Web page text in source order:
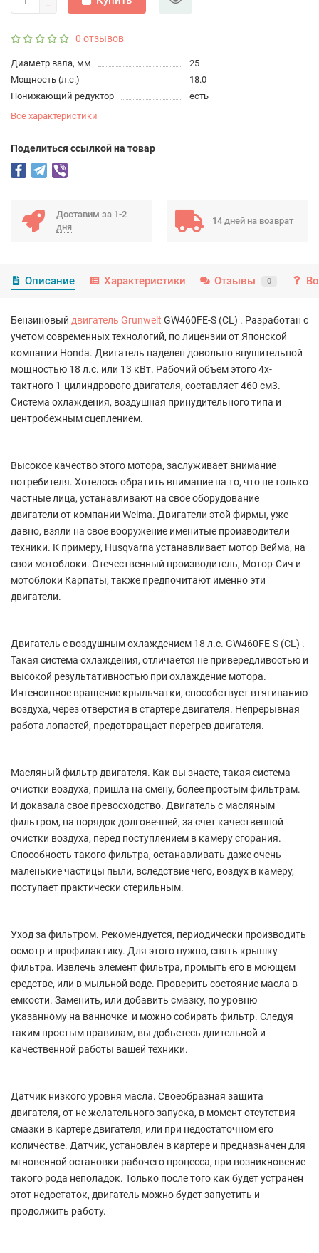
0 отзывов
Диаметр вала, мм
25
Мощность (л.с.)
18.0
Понижающий редуктор
есть
Все характеристики
Поделиться ссылкой на товар
Доставим за 1-2
дня
14 дней на возврат
Описание Характеристики Отзывы 0
Бензиновый двигатель Grunwelt GW460FE-S (CL) . Разработан с
учетом современных технологий, по лицензии от Японской
компании Honda. Двигатель наделен довольно внушительной
мощностью 18 л.с. или 13 кВт. Рабочий объем этого 4х-
тактного 1-цилиндрового двигателя, составляет 460 см3.
Система охлаждения, воздушная принудительного типа и
центробежным сцеплением.
Высокое качество этого мотора, заслуживает внимание
потребителя. Хотелось обратить внимание на то, что не только
частные лица, устанавливают на свое оборудование
двигатели от компании Weima. Двигатели этой фирмы, уже
давно, взяли на свое вооружение именитые производители
техники. К примеру, Husqvarna устанавливает мотор Вейма, на
свои мотоблоки. Отечественный производитель, Мотор-Сич и
мотоблоки Карпаты, также предпочитают именно эти
двигатели.
Двигатель с воздушным охлаждением 18 л.с. GW460FE-S (CL) .
Такая система охлаждения, отличается не привередливостью и
высокой результативностью при охлаждение мотора.
Интенсивное вращение крыльчатки, способствует втягиванию
воздуха, через отверстия в стартере двигателя. Непрерывная
работа лопастей, предотвращает перегрев двигателя.
Масляный фильтр двигателя. Как вы знаете, такая система
очистки воздуха, пришла на смену, более простым фильтрам.
И доказала свое превосходство. Двигатель с масляным
фильтром, на порядок долговечней, за счет качественной
очистки воздуха, перед поступлением в камеру сгорания.
Способность такого фильтра, останавливать даже очень
маленькие частицы пыли, вследствие чего, воздух в камеру,
поступает практически стерильным.
Уход за фильтром. Рекомендуется, периодически производить
осмотр и профилактику. Для этого нужно, снять крышку
фильтра. Извлечь элемент фильтра, промыть его в моющем
средстве, или в мыльной воде. Проверить состояние масла в
емкости. Заменить, или добавить смазку, по уровню
указанному на ванночке и можно собирать фильтр. Следуя
таким простым правилам, вы добьетесь длительной и
качественной работы вашей техники.
Датчик низкого уровня масла. Своеобразная защита
двигателя, от не желательного запуска, в момент отсутствия
смазки в картере двигателя, или при недостаточном его
количестве. Датчик, установлен в картере и предназначен для
мгновенной остановки рабочего процесса, при возникновение
такого рода неполадок. Только после того как будет устранен
этот недостаток, двигатель можно будет запустить и
продолжить работу.